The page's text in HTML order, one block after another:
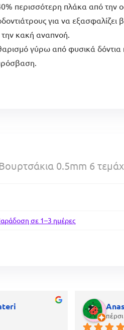
περισσότερη πλάκα από την
για να
κακή αναπνοή.
γύρω από φυσικά δόντια
0.5mm 6
σε 1–3 ημέρες
πέρσι